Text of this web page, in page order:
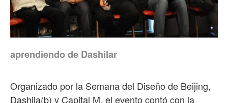
aprendiendo de Dashilar
Organizado por la Semana del Diseño de Beijing,
Dashila(b) y Capital M, el evento contó con la